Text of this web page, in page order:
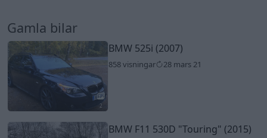
Gamla bilar
2
BMW 525i (2007)
858 visningar 28 mars 21
BMW F11 530D "Touring" (2015)